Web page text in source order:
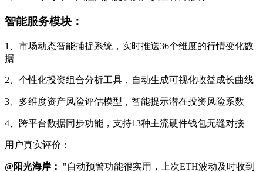
智能服务模块：
1、市场动态智能捕捉系统，实时推送36个维度的行情变化数
据
2、个性化投资组合分析工具，自动生成可视化收益成长曲线
3、多维度资产风险评估模型，智能提示潜在投资风险系数
4、跨平台数据同步功能，支持13种主流硬件钱包无缝对接
用户真实评价：
@阳光海岸：
"自动预警功能很实用，上次ETH波动及时收到